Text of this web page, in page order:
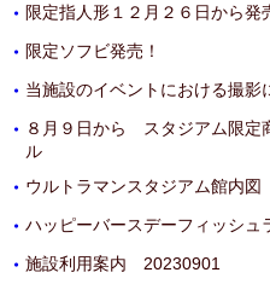
・ 限定指人形１２月２６日から発
・ 限定ソフビ発売！
・ 当施設のイベントにおける撮影
・ ８月９日から スタジアム限定
ル
・ ウルトラマンスタジアム館内図
・ ハッピーバースデーフィッシュ
・ 施設利用案内 20230901